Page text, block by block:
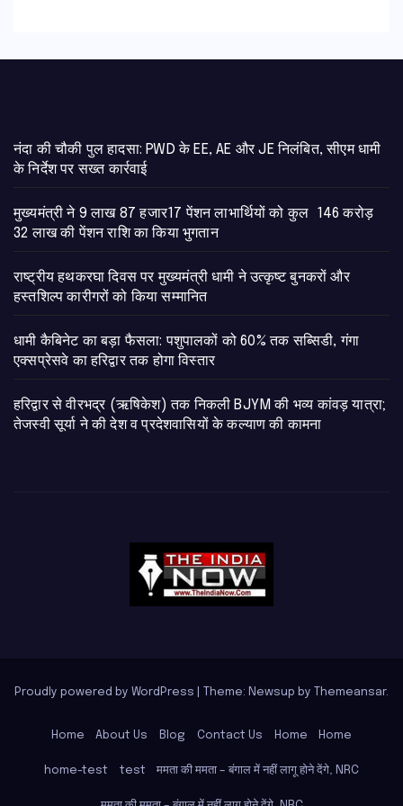
नंदा की चौकी पुल हादसा: PWD के EE, AE और JE निलंबित, सीएम धामी
के निर्देश पर सख्त कार्रवाई
मुख्यमंत्री ने 9 लाख 87 हजार17 पेंशन लाभार्थियों को कुल 146 करोड़
32 लाख की पेंशन राशि का किया भुगतान
राष्ट्रीय हथकरघा दिवस पर मुख्यमंत्री धामी ने उत्कृष्ट बुनकरों और
हस्तशिल्प कारीगरों को किया सम्मानित
​धामी कैबिनेट का बड़ा फैसला: पशुपालकों को 60% तक सब्सिडी, गंगा
एक्सप्रेसवे का हरिद्वार तक होगा विस्तार
​हरिद्वार से वीरभद्र (ऋषिकेश) तक निकली BJYM की भव्य कांवड़ यात्रा;
तेजस्वी सूर्या ने की देश व प्रदेशवासियों के कल्याण की कामना
Proudly powered by WordPress Theme: Newsup by Themeansar.
Home About Us Blog Contact Us Home Home
home-test test ममता की ममता – बंगाल में नहीं लागू होने देंगे, NRC